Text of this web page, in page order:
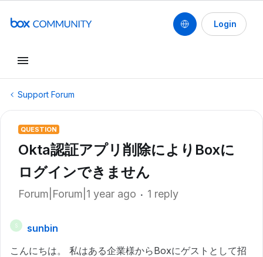
Login
Support Forum
QUESTION
Okta認証アプリ削除によりBoxに
ログインできません
Forum|Forum|1 year ago 1 reply
S
sunbin
こんにちは。 私はある企業様からBoxにゲストとして招